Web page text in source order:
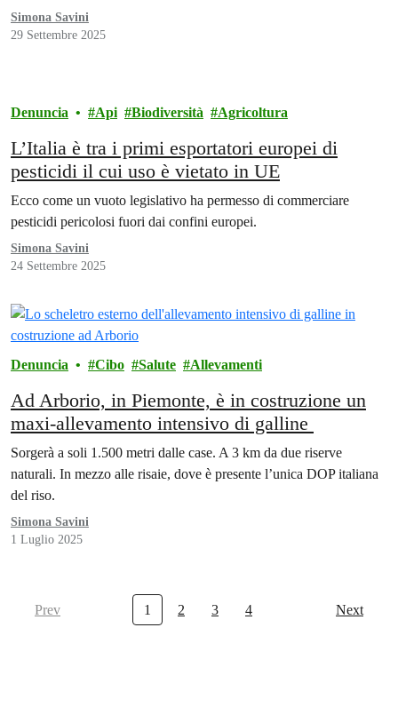
Simona Savini
29 Settembre 2025
Denuncia Api Biodiversità Agricoltura
L’Italia è tra i primi esportatori europei di
pesticidi il cui uso è vietato in UE
Ecco come un vuoto legislativo ha permesso di commerciare
pesticidi pericolosi fuori dai confini europei.
Simona Savini
24 Settembre 2025
Denuncia Cibo Salute Allevamenti
Ad Arborio, in Piemonte, è in costruzione un
maxi-allevamento intensivo di galline
Sorgerà a soli 1.500 metri dalle case. A 3 km da due riserve
naturali. In mezzo alle risaie, dove è presente l’unica DOP italiana
del riso.
Simona Savini
1 Luglio 2025
Prev 1 2 3 4 Next